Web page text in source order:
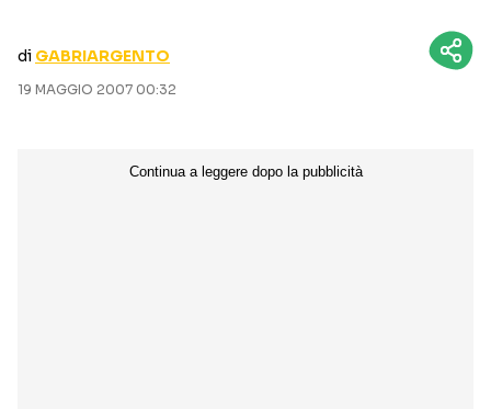
Seguici sui social
di GABRIARGENTO
19 MAGGIO 2007 00:32